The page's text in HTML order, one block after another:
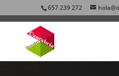
657 239 272